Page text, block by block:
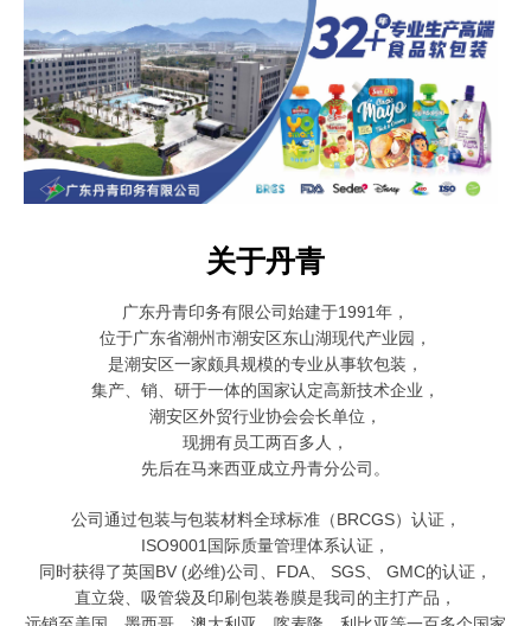
关于丹青
广东丹青印务有限公司始建于1991年，
位于广东省潮州市潮安区东山湖现代产业园，
是潮安区一家颇具规模的专业从事软包装，
集产、销、研于一体的国家认定高新技术企业，
潮安区外贸行业协会会长单位，
现拥有员工两百多人，
先后在马来西亚成立丹青分公司。
公司通过包装与包装材料全球标准（BRCGS）认证，
ISO9001国际质量管理体系认证，
同时获得了英国BV (必维)公司、FDA、 SGS、 GMC的认证，
直立袋、吸管袋及印刷包装卷膜是我司的主打产品，